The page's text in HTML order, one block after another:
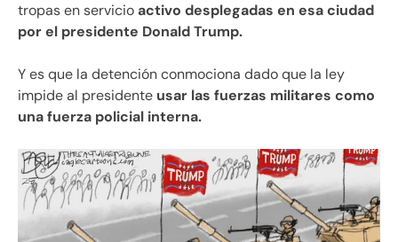
tropas en servicioactivo desplegadas en esa ciudad
por el presidente Donald Trump.
Y es que la detención conmociona dado que la ley
impide al presidente usar las fuerzas militares como
una fuerza policial interna.